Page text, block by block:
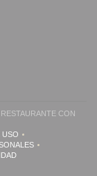
CON
NUEVA VENTANA))
USOEN UNA NUEVA
VENTANA))
EN UNA NUEVA